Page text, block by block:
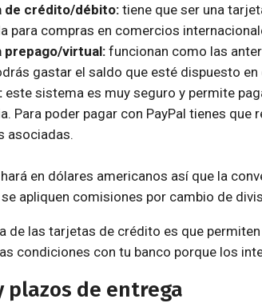
de crédito/débito:tiene que ser una
para compras en comercios
prepago/virtual:funcionan como las
gastar el saldo que esté dispuesto en
este sistema es muy seguro y permite
Para poder pagar con PayPal tienes
asociadas.
en dólares americanos así que la
apliquen comisiones por cambio de
de las tarjetas de crédito es que
condiciones con tu banco porque los
plazos de entrega